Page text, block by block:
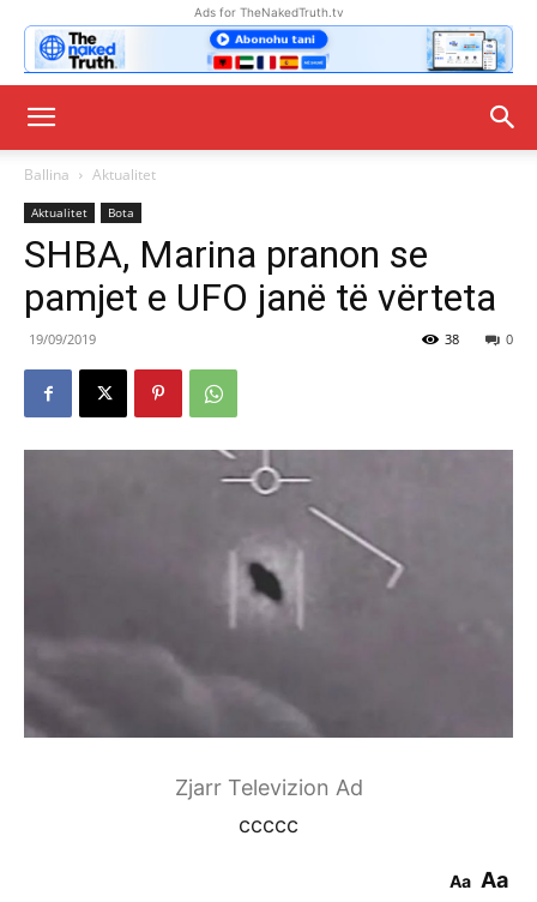
Ads for TheNakedTruth.tv
Ballina Aktualitet
Aktualitet Bota
SHBA, Marina pranon se
pamjet e UFO janë të vërteta
19/09/2019 0
38
Zjarr Televizion Ad
ccccc
Aa Aa